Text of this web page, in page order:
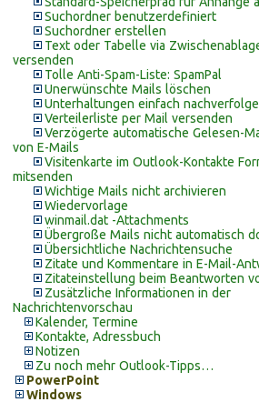
Suchordner benutzerdefiniert
Suchordner erstellen
Text oder Tabelle via
versenden
Tolle Anti-Spam-Liste: SpamPal
Unerwünschte Mails löschen
Unterhaltungen einfach
Verteilerliste per Mail versenden
Verzögerte automatische Gelesen-
von E-Mails
Visitenkarte im Outlook-Kontakte
mitsenden
Wichtige Mails nicht archivieren
Wiedervorlage
winmail.dat -Attachments
Übergroße Mails nicht automatisch
Übersichtliche Nachrichtensuche
Zitate und Kommentare in E-Mail-
Zitateinstellung beim Beantworten
Zusätzliche Informationen in der
Nachrichtenvorschau
Kalender, Termine
Kontakte, Adressbuch
Notizen
Zu noch mehr Outlook-Tipps…
PowerPoint
Windows